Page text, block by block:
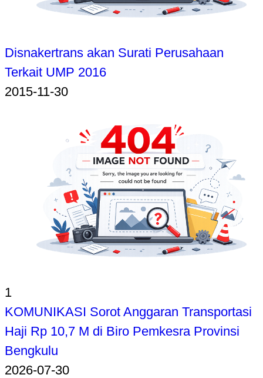
Disnakertrans akan Surati Perusahaan
Terkait UMP 2016
2015-11-30
1
KOMUNIKASI Sorot Anggaran Transportasi
Haji Rp 10,7 M di Biro Pemkesra Provinsi
Bengkulu
2026-07-30